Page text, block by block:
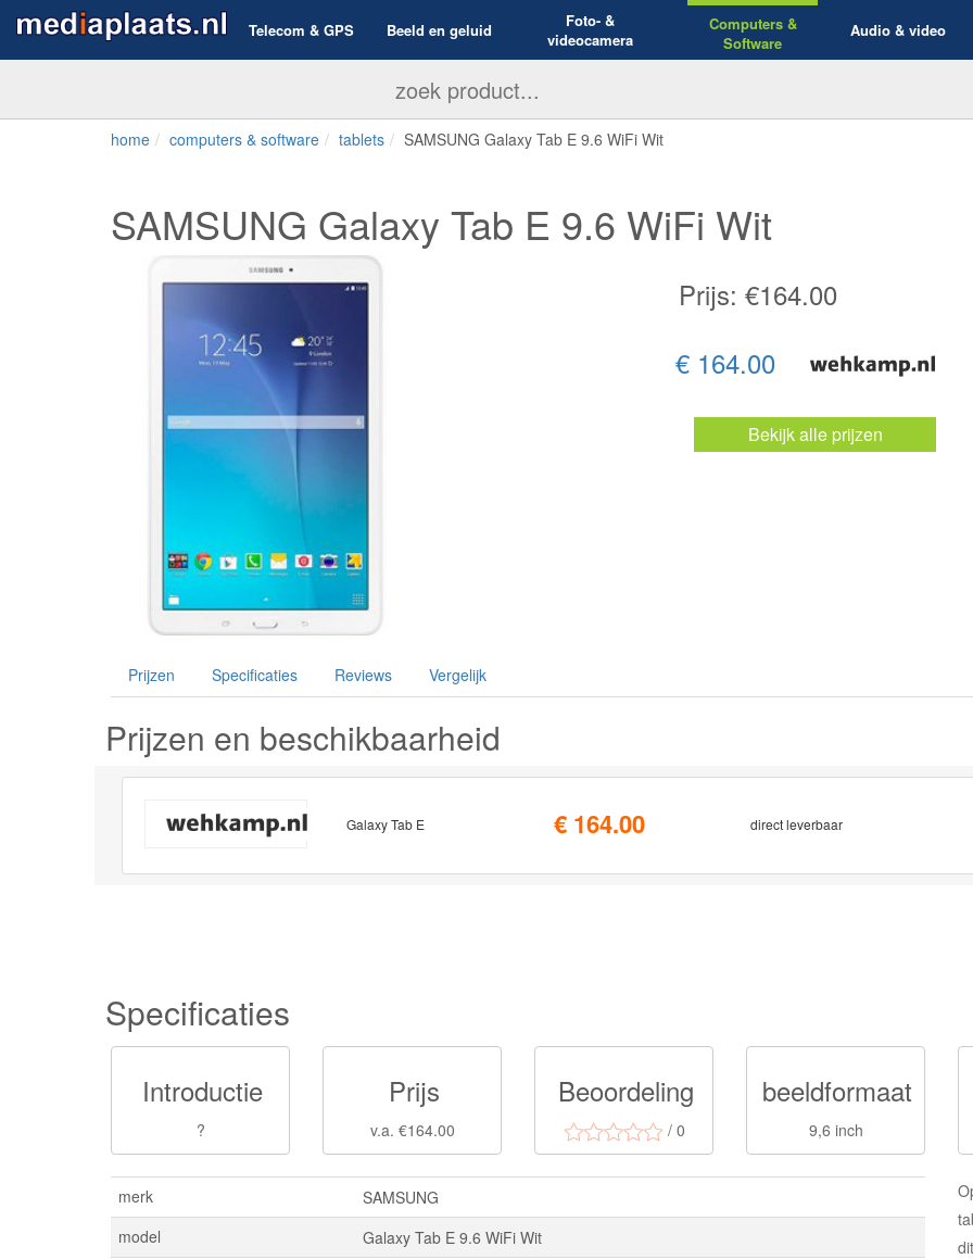
Telecom & GPS Beeld en geluid
Foto- &
videocamera
Computers &
Software
Audio & video
home computers & software tablets SAMSUNG Galaxy Tab E 9.6 WiFi Wit
SAMSUNG Galaxy Tab E 9.6 WiFi Wit
Prijs: €164.00
€ 164.00
Bekijk alle prijzen
Prijzen Specificaties Reviews Vergelijk
Prijzen en beschikbaarheid
Galaxy Tab E € 164.00 direct leverbaar
Specificaties
Introductie
?
Prijs
v.a. €164.00
Beoordeling
/ 0
beeldformaat
9,6 inch
merk
SAMSUNG
model
Galaxy Tab E 9.6 WiFi Wit